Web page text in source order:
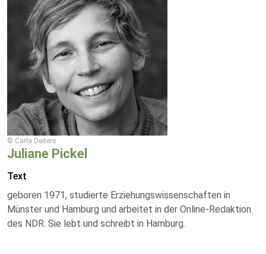
© Carla Deiters
Juliane Pickel
Text
geboren 1971, studierte Erziehungswissenschaften in
Münster und Hamburg und arbeitet in der Online-Redaktion
des NDR. Sie lebt und schreibt in Hamburg.